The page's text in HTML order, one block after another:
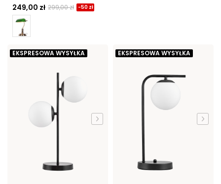
BIAŁA BANKER
249,00 zł 299,00 zł -50 zł
EKSPRESOWA WYSYŁKA EKSPRESOWA WYSYŁKA